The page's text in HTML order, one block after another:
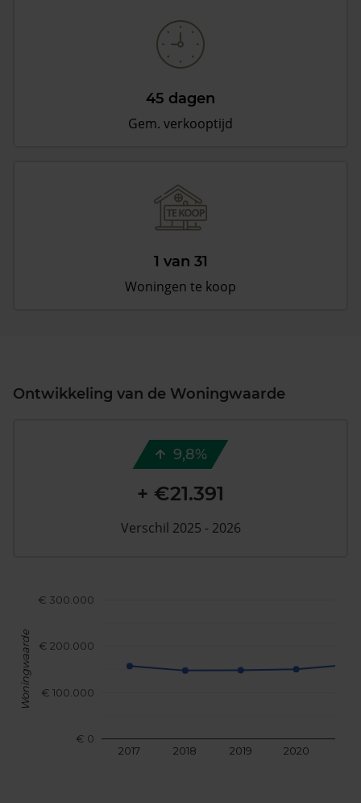
45 dagen
Gem. verkooptijd
1 van 31
Woningen te koop
Ontwikkeling van de Woningwaarde
2017 2018 2019 2020
€ 0
€ 100.000
€ 200.000
€ 300.000
Woningwaarde
9,8%
+ €21.391
Verschil 2025 - 2026